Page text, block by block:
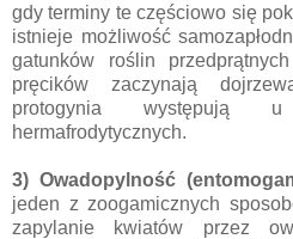
gdy terminy te częściowo się
istnieje możliwość
gatunków roślin
pręcików zaczynają
protogynia występują
hermafrodytycznych.
3) Owadopylność
jeden z zoogamicznych
zapylanie kwiatów przez